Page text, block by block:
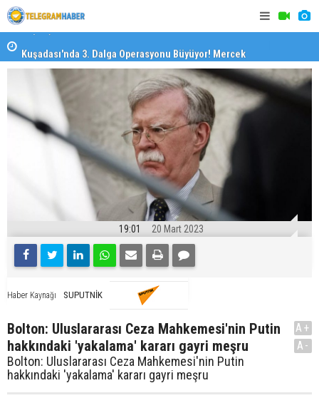
Kuşadası'nda 3. Dalga Operasyonu Büyüyor! Mercek
Altındaki Dosya: 2023 İmar Planları
19:01 20 Mart 2023
Haber Kaynağı SUPUTNİK
Bolton: Uluslararası Ceza Mahkemesi'nin Putin
hakkındaki 'yakalama' kararı gayri meşru
Bolton: Uluslararası Ceza Mahkemesi'nin Putin
hakkındaki 'yakalama' kararı gayri meşru
A+
A-